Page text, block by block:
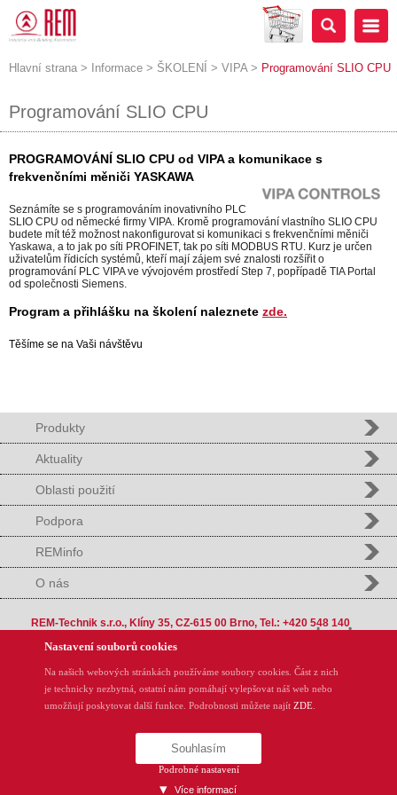
Hlavní strana > Informace > ŠKOLENÍ > VIPA> Programování SLIO CPU
Programování SLIO CPU
PROGRAMOVÁNÍ SLIO CPU od VIPA a komunikace s
frekvenčními měniči YASKAWA
Seznámíte se s programováním inovativního PLC
SLIO CPU od německé firmy VIPA. Kromě programování vlastního SLIO CPU
budete mít též možnost nakonfigurovat si komunikaci s frekvenčními měniči
Yaskawa, a to jak po síti PROFINET, tak po síti MODBUS RTU. Kurz je určen
uživatelům řídicích systémů, kteří mají zájem své znalosti rozšířit o
programování PLC VIPA ve vývojovém prostředí Step 7, popřípadě TIA Portal
od společnosti Siemens.
Program a přihlášku na školení naleznete zde.
Těšíme se na Vaši návštěvu
Produkty
Aktuality
Oblasti použití
Podpora
REMinfo
O nás
REM-Technik s.r.o., Klíny 35, CZ-615 00 Brno, Tel.: +420 548 140
Nastavení souborů cookies
Na našich webových stránkách používáme soubory cookies. Část z nich
je technicky nezbytná, ostatní nám pomáhají vylepšovat náš web nebo
umožňují poskytovat další funkce. Podrobnosti můžete najít ZDE
Souhlasím
Podrobné nastavení
Více informací